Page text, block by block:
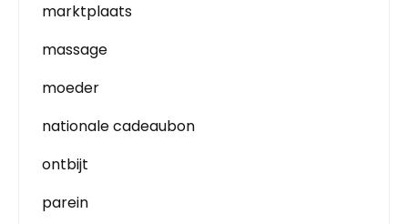
marktplaats
massage
moeder
nationale cadeaubon
ontbijt
parein